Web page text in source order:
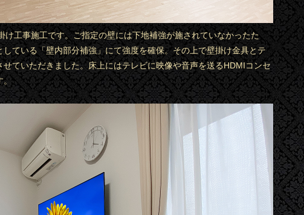
け工事施工です。ご指定の壁には下地補強が施されていなかったた
ている「壁内部分補強」にて強度を確保。その上で壁掛け金具とテ
せていただきました。床上にはテレビに映像や音声を送るHDMIコンセ
。